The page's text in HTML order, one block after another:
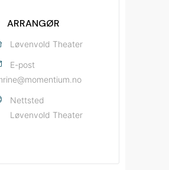
ARRANGØR
Løvenvold Theater
E-post
Nettsted
Løvenvold Theater